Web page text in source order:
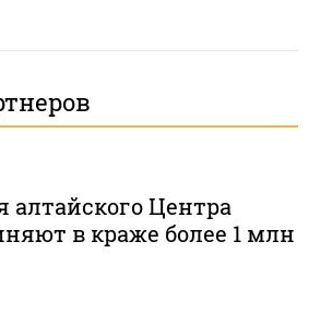
алтайского Центра
в краже более 1 млн